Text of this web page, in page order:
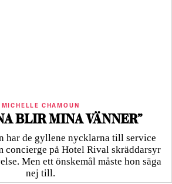
MICHELLE CHAMOUN
BLIR MINA VÄNNER”
har de gyllene nycklarna till service
concierge på Hotel Rival skräddarsyr
Men ett önskemål måste hon säga
nej till.